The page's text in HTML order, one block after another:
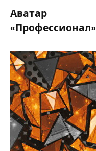
Аватар
«Профессионал»